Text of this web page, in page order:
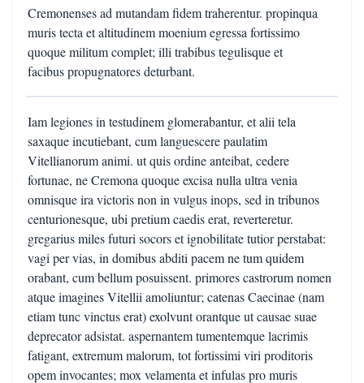
Cremonenses ad mutandam fidem traherentur. propinqua
muris tecta et altitudinem moenium egressa fortissimo
quoque militum complet; illi trabibus tegulisque et
facibus propugnatores deturbant.
Iam legiones in testudinem glomerabantur, et alii tela
saxaque incutiebant, cum languescere paulatim
Vitellianorum animi. ut quis ordine anteibat, cedere
fortunae, ne Cremona quoque excisa nulla ultra venia
omnisque ira victoris non in vulgus inops, sed in tribunos
centurionesque, ubi pretium caedis erat, reverteretur.
gregarius miles futuri socors et ignobilitate tutior perstabat:
vagi per vias, in domibus abditi pacem ne tum quidem
orabant, cum bellum posuissent. primores castrorum nomen
atque imagines Vitellii amoliuntur; catenas Caecinae (nam
etiam tunc vinctus erat) exolvunt orantque ut causae suae
deprecator adsistat. aspernantem tumentemque lacrimis
fatigant, extremum malorum, tot fortissimi viri proditoris
opem invocantes; mox velamenta et infulas pro muris